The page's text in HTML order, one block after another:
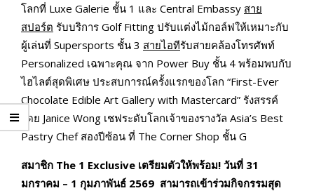
โลกที่ Luxe Galerie ชั้น 1 และ Central Embassy สาย
สปอร์ต รับบริการ Golf Fitting ปรับแต่งไม้กอล์ฟให้เหมาะกับ
ผู้เล่นที่ Supersports ชั้น 3 สายไอทีรับสายคล้องโทรศัพท์
Personalized เฉพาะคุณ จาก Power Buy ชั้น 4 พร้อมพบกับ
ไฮไลต์สุดพิเศษ ประสบการณ์ครั้งแรกของโลก “First-Ever
Chocolate Edible Art Gallery with Mastercard” รังสรรค์
โดย Janice Wong เชฟระดับโลกเจ้าของรางวัล Asia’s Best
Pastry Chef สองปีซ้อน ที่ The Corner Shop ชั้น G
สมาชิก The 1 Exclusive เตรียมตัวให้พร้อม! วันที่ 31
มกราคม – 1 กุมภาพันธ์ 2569 สามารถเข้าร่วมกิจกรรมสุด